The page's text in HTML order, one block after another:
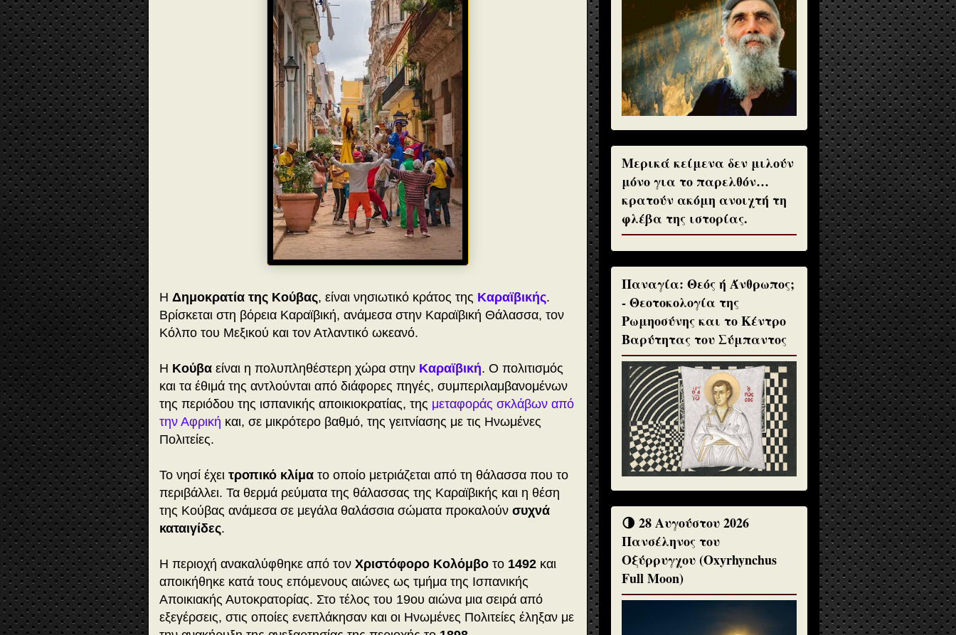
Η Δημοκρατία της Κούβας, είναι νησιωτικό κράτος της Καραϊβικής.
Βρίσκεται στη βόρεια Καραϊβική, ανάμεσα στην Καραϊβική Θάλασσα, τον
Κόλπο του Μεξικού και τον Ατλαντικό ωκεανό.
Η Κούβα είναι η πολυπληθέστερη χώρα στην Καραϊβική. Ο πολιτισμός
και τα έθιμά της αντλούνται από διάφορες πηγές, συμπεριλαμβανομένων
της περιόδου της ισπανικής αποικιοκρατίας, της μεταφοράς σκλάβων από
την Αφρική και, σε μικρότερο βαθμό, της γειτνίασης με τις Ηνωμένες
Πολιτείες.
Το νησί έχει τροπικό κλίμα το οποίο μετριάζεται από τη θάλασσα που το
περιβάλλει. Τα θερμά ρεύματα της θάλασσας της Καραϊβικής και η θέση
της Κούβας ανάμεσα σε μεγάλα θαλάσσια σώματα προκαλούν συχνά
καταιγίδες.
Η περιοχή ανακαλύφθηκε από τον Χριστόφορο Κολόμβο το 1492 και
αποικήθηκε κατά τους επόμενους αιώνες ως τμήμα της Ισπανικής
Αποικιακής Αυτοκρατορίας. Στο τέλος του 19ου αιώνα μια σειρά από
εξεγέρσεις, στις οποίες ενεπλάκησαν και οι Ηνωμένες Πολιτείες έληξαν με
Μερικά κείμενα δεν μιλούν
μόνο για το παρελθόν…
κρατούν ακόμη ανοιχτή τη
φλέβα της ιστορίας.
Παναγία: Θεός ή Άνθρωπος;
- Θεοτοκολογία της
Ρωμηοσύνης και το Κέντρο
Βαρύτητας του Σύμπαντος
🌗 28 Αυγούστου 2026
Πανσέληνος του
Οξύρρυγχου (Oxyrhynchus
Full Moon)